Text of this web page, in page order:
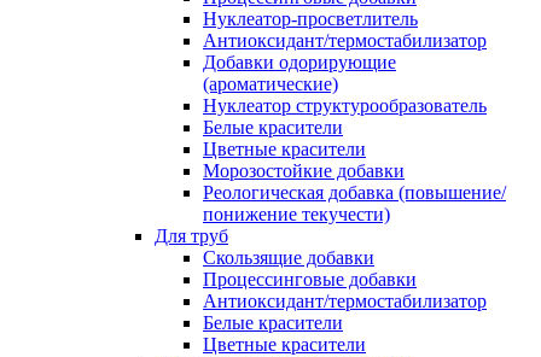
Нуклеатор-просветлитель
Антиоксидант/термостабилизатор
Добавки одорирующие
(ароматические)
Нуклеатор структурообразователь
Белые красители
Цветные красители
Морозостойкие добавки
Реологическая добавка (повышение/
понижение текучести)
Для труб
Скользящие добавки
Процессинговые добавки
Антиоксидант/термостабилизатор
Белые красители
Цветные красители